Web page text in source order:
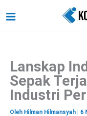
ke
Lanskap
Sepak
Industri
Oleh Hilman Hilmansyah 6
a